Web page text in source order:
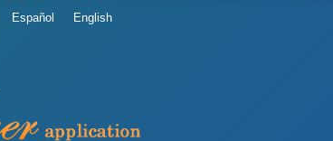
Español English